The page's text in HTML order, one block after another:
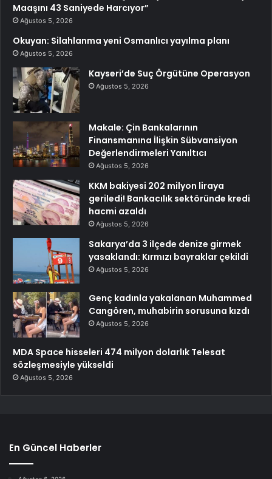
Maaşını 43 Saniyede Harcıyor”
Ağustos 5, 2026
Okuyan: Silahlanma yeni Osmanlıcı yayılma planı
Ağustos 5, 2026
Kayseri’de Suç Örgütüne Operasyon
Ağustos 5, 2026
Makale: Çin Bankalarının
Finansmanına İlişkin Sübvansiyon
Değerlendirmeleri Yanıltıcı
Ağustos 5, 2026
KKM bakiyesi 202 milyon liraya
geriledi! Bankacılık sektöründe kredi
hacmi azaldı
Ağustos 5, 2026
Sakarya’da 3 ilçede denize girmek
yasaklandı: Kırmızı bayraklar çekildi
Ağustos 5, 2026
Genç kadınla yakalanan Muhammed
Cangören, muhabirin sorusuna kızdı
Ağustos 5, 2026
MDA Space hisseleri 474 milyon dolarlık Telesat
sözleşmesiyle yükseldi
Ağustos 5, 2026
En Güncel Haberler